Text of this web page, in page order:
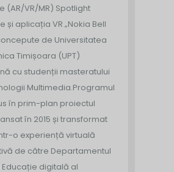
(AR/VR/MR) Spotlight
și aplicația VR „Nokia Bell
de Universitatea
Timișoara (UPT)
cu studenții masteratului
Multimedia.Programul
în prim-plan proiectul
în 2015 și transformat
o experiență virtuală
de către Departamentul
Educație digitală al